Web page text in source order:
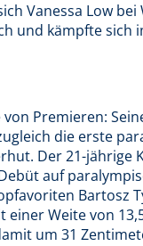
Vanessa Low bei
und kämpfte sich
Premieren:
die erste
Der 21-jährige
auf
Bartosz
Weite von
um 31